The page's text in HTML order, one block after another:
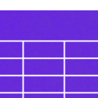
de vous assurer que
rangée reste organisée en
à ce que le contenu, comme le
boutons ou...